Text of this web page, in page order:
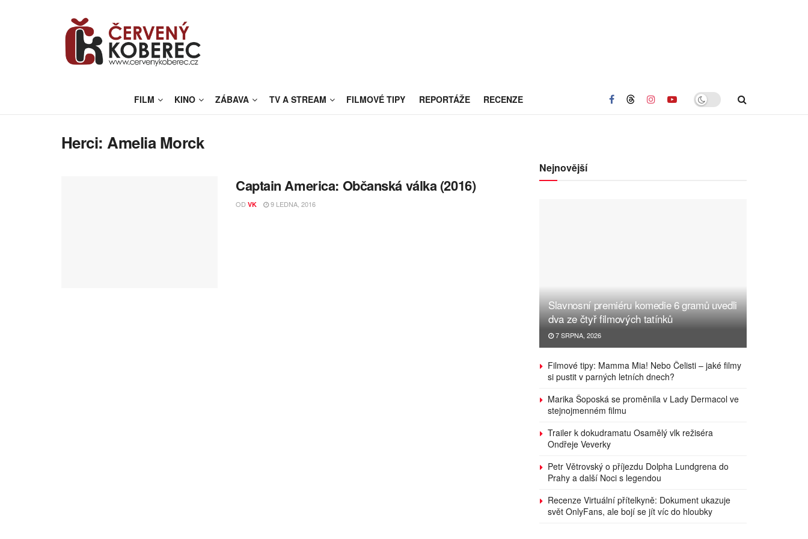
FILM KINO ZÁBAVA TV A STREAM FILMOVÉ TIPY REPORTÁŽE RECENZE
Herci:Amelia Morck
Captain America: Občanská válka (2016)
OD VK 9 LEDNA, 2016
Nejnovější
Slavnosní premiéru komedie 6 gramů uvedli
dva ze čtyř filmových tatínků
7 SRPNA, 2026
Filmové tipy: Mamma Mia! Nebo Čelisti – jaké filmy
si pustit v parných letních dnech?
Marika Šoposká se proměnila v Lady Dermacol ve
stejnojmenném filmu
Trailer k dokudramatu Osamělý vlk režiséra
Ondřeje Veverky
Petr Větrovský o příjezdu Dolpha Lundgrena do
Prahy a další Noci s legendou
Recenze Virtuální přítelkyně: Dokument ukazuje
svět OnlyFans, ale bojí se jít víc do hloubky